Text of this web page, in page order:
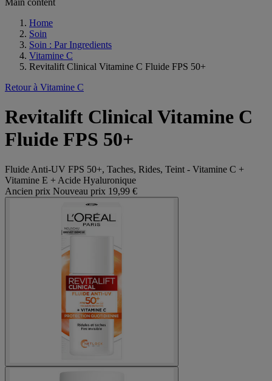
Main content
Home
Soin
Soin : Par Ingredients
Vitamine C
Revitalift Clinical Vitamine C Fluide FPS 50+
Retour à Vitamine C
Revitalift Clinical Vitamine C
Fluide FPS 50+
Fluide Anti-UV FPS 50+, Taches, Rides, Teint - Vitamine C +
Vitamine E + Acide Hyaluronique
Ancien prix Nouveau prix 19,99 €